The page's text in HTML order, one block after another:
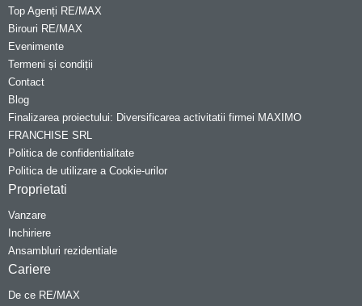
Top Agenți RE/MAX
Birouri RE/MAX
Evenimente
Termeni și condiții
Contact
Blog
Finalizarea proiectului: Diversificarea activitatii firmei MAXIMO
FRANCHISE SRL
Politica de confidentialitate
Politica de utilizare a Cookie-urilor
Proprietati
Vanzare
Inchiriere
Ansambluri rezidentiale
Cariere
De ce RE/MAX